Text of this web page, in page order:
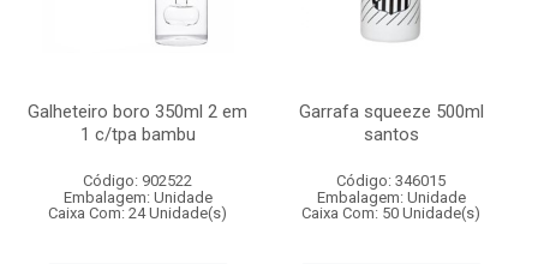
Galheteiro boro 350ml 2 em
1 c/tpa bambu
Código: 902522
Embalagem: Unidade
Caixa Com: 24 Unidade(s)
Garrafa squeeze 500ml
santos
Código: 346015
Embalagem: Unidade
Caixa Com: 50 Unidade(s)